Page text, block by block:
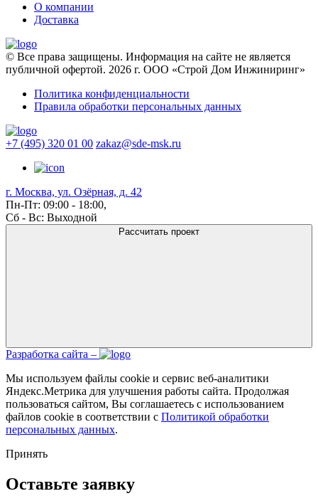
О компании
Доставка
© Все права защищены. Информация на сайте не является
публичной офертой. 2026 г. ООО «Строй Дом Инжиниринг»
Политика конфиденциальности
Правила обработки персональных данных
+7 (495) 320 01 00 zakaz@sde-msk.ru
г. Москва, ул. Озёрная, д. 42
Пн-Пт: 09:00 - 18:00,
Сб - Вс: Выходной
Рассчитать проект
Разработка сайта –
Мы используем файлы cookie и сервис веб-аналитики
Яндекс.Метрика для улучшения работы сайта. Продолжая
пользоваться сайтом, Вы соглашаетесь с использованием
файлов cookie в соответствии с Политикой обработки
персональных данных.
Принять
Оставьте заявку